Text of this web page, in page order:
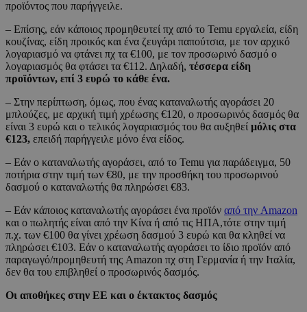
προϊόντος που παρήγγειλε.
– Επίσης, εάν κάποιος προμηθευτεί πχ από το Temu εργαλεία, είδη
κουζίνας, είδη προικός και ένα ζευγάρι παπούτσια, με τον αρχικό
λογαριασμό να φτάνει πχ τα €100, με τον προσωρινό δασμό ο
λογαριασμός θα φτάσει τα €112. Δηλαδή, τέσσερα είδη
προϊόντων, επί 3 ευρώ το κάθε ένα.
– Στην περίπτωση, όμως, που ένας καταναλωτής αγοράσει 20
μπλούζες, με αρχική τιμή χρέωσης €120, ο προσωρινός δασμός θα
είναι 3 ευρώ και ο τελικός λογαριασμός του θα αυξηθεί μόλις στα
€123, επειδή παρήγγειλε μόνο ένα είδος.
– Εάν ο καταναλωτής αγοράσει, από το Temu για παράδειγμα, 50
ποτήρια στην τιμή των €80, με την προσθήκη του προσωρινού
δασμού ο καταναλωτής θα πληρώσει €83.
– Εάν κάποιος καταναλωτής αγοράσει ένα προϊόν από την Amazon
και ο πωλητής είναι από την Κίνα ή από τις ΗΠΑ,τότε στην τιμή
π.χ. των €100 θα γίνει χρέωση δασμού 3 ευρώ και θα κληθεί να
πληρώσει €103. Εάν ο καταναλωτής αγοράσει το ίδιο προϊόν από
παραγωγό/προμηθευτή της Amazon πχ στη Γερμανία ή την Ιταλία,
δεν θα του επιβληθεί ο προσωρινός δασμός.
Οι αποθήκες στην ΕΕ και ο έκτακτος δασμός